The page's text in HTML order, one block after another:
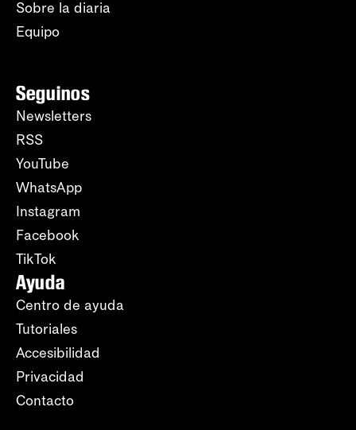
Sobre la diaria
Equipo
Seguinos
Newsletters
RSS
YouTube
WhatsApp
Instagram
Facebook
TikTok
Ayuda
Centro de ayuda
Tutoriales
Accesibilidad
Privacidad
Contacto